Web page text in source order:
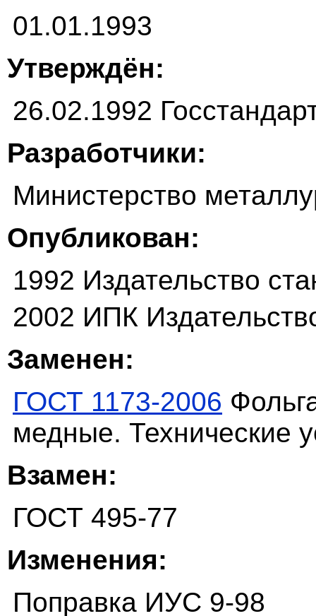
01.01.1993
Утверждён:
26.02.1992
Разработчики:
Министерство
Опубликован:
1992 Издательство
2002 ИПК
Заменен:
ГОСТ 1173-2006
медные. Технические
Взамен:
ГОСТ 495-77
Изменения:
Поправка ИУС 9-98